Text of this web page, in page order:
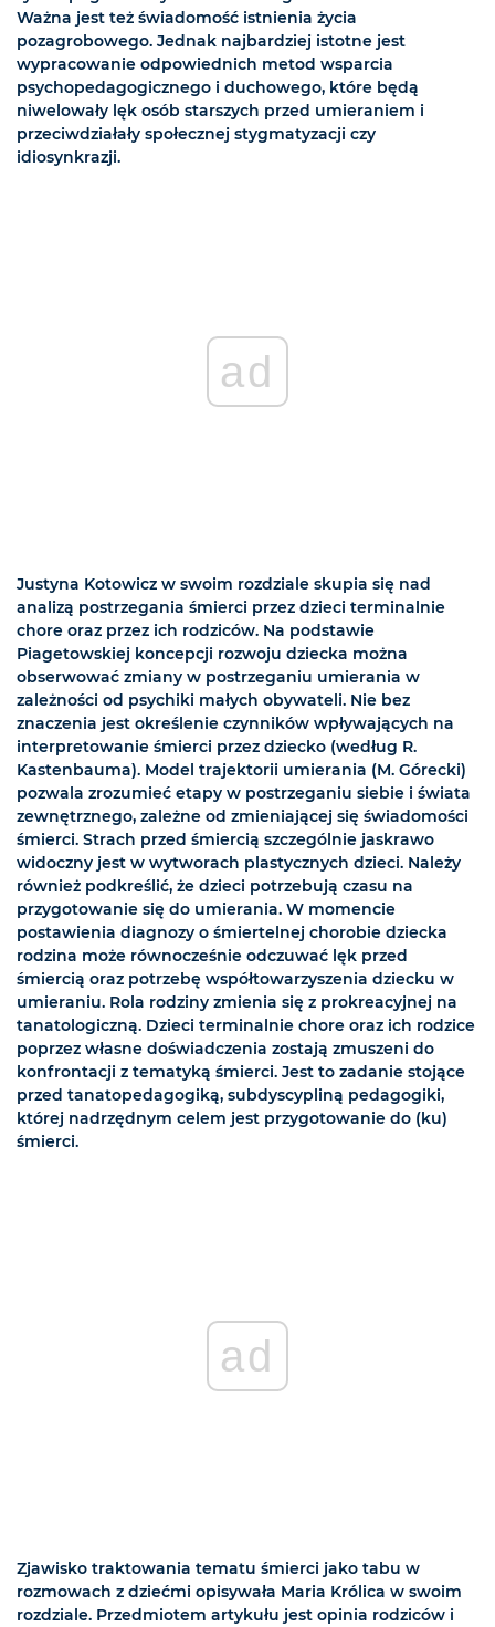
Ważna jest też świadomość istnienia życia
pozagrobowego. Jednak najbardziej istotne jest
wypracowanie odpowiednich metod wsparcia
psychopedagogicznego i duchowego, które będą
niwelowały lęk osób starszych przed umieraniem i
przeciwdziałały społecznej stygmatyzacji czy
idiosynkrazji.
ad
Justyna Kotowicz w swoim rozdziale skupia się nad
analizą postrzegania śmierci przez dzieci terminalnie
chore oraz przez ich rodziców. Na podstawie
Piagetowskiej koncepcji rozwoju dziecka można
obserwować zmiany w postrzeganiu umierania w
zależności od psychiki małych obywateli. Nie bez
znaczenia jest określenie czynników wpływających na
interpretowanie śmierci przez dziecko (według R.
Kastenbauma). Model trajektorii umierania (M. Górecki)
pozwala zrozumieć etapy w postrzeganiu siebie i świata
zewnętrznego, zależne od zmieniającej się świadomości
śmierci. Strach przed śmiercią szczególnie jaskrawo
widoczny jest w wytworach plastycznych dzieci. Należy
również podkreślić, że dzieci potrzebują czasu na
przygotowanie się do umierania. W momencie
postawienia diagnozy o śmiertelnej chorobie dziecka
rodzina może równocześnie odczuwać lęk przed
śmiercią oraz potrzebę współtowarzyszenia dziecku w
umieraniu. Rola rodziny zmienia się z prokreacyjnej na
tanatologiczną. Dzieci terminalnie chore oraz ich rodzice
poprzez własne doświadczenia zostają zmuszeni do
konfrontacji z tematyką śmierci. Jest to zadanie stojące
przed tanatopedagogiką, subdyscypliną pedagogiki,
której nadrzędnym celem jest przygotowanie do (ku)
śmierci.
ad
Zjawisko traktowania tematu śmierci jako tabu w
rozmowach z dziećmi opisywała Maria Królica w swoim
rozdziale. Przedmiotem artykułu jest opinia rodziców i